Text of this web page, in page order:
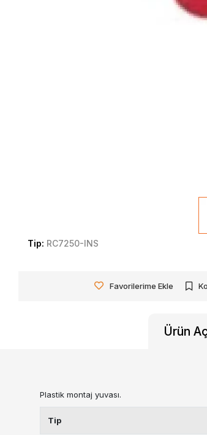
Tip: RC7250-INS
Favorilerime Ekle
Ürün
Plastik montaj yuvası.
Tip